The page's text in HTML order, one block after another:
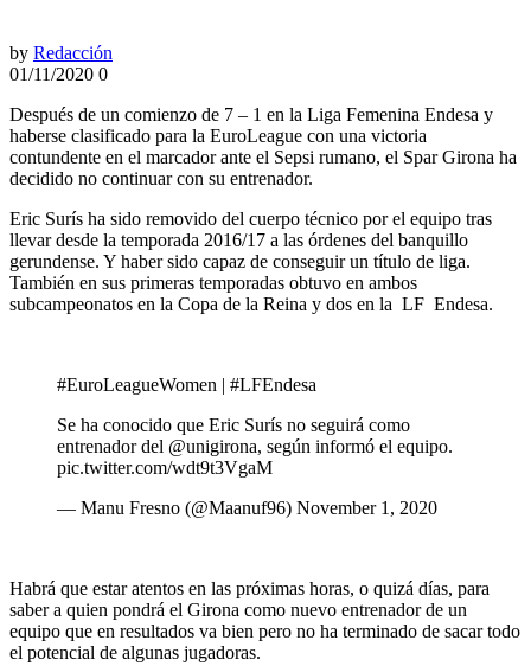
by Redacción
01/11/2020 0
Después de un comienzo de 7 – 1 en la Liga Femenina Endesa y
haberse clasificado para la EuroLeague con una victoria
contundente en el marcador ante el Sepsi rumano, el Spar Girona ha
decidido no continuar con su entrenador.
Eric Surís ha sido removido del cuerpo técnico por el equipo tras
llevar desde la temporada 2016/17 a las órdenes del banquillo
gerundense. Y haber sido capaz de conseguir un título de liga.
También en sus primeras temporadas obtuvo en ambos
subcampeonatos en la Copa de la Reina y dos en la LF Endesa.
#EuroLeagueWomen | #LFEndesa
Se ha conocido que Eric Surís no seguirá como
entrenador del @unigirona, según informó el equipo.
pic.twitter.com/wdt9t3VgaM
— Manu Fresno (@Maanuf96) November 1, 2020
Habrá que estar atentos en las próximas horas, o quizá días, para
saber a quien pondrá el Girona como nuevo entrenador de un
equipo que en resultados va bien pero no ha terminado de sacar todo
el potencial de algunas jugadoras.